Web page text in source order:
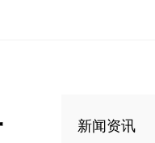
新闻资讯